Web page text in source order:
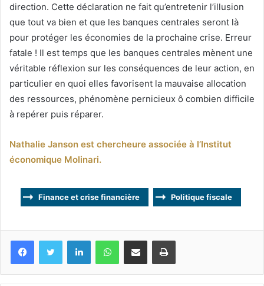
direction. Cette déclaration ne fait qu’entretenir l’illusion
que tout va bien et que les banques centrales seront là
pour protéger les économies de la prochaine crise. Erreur
fatale ! Il est temps que les banques centrales mènent une
véritable réflexion sur les conséquences de leur action, en
particulier en quoi elles favorisent la mauvaise allocation
des ressources, phénomène pernicieux ô combien difficile
à repérer puis réparer.
Nathalie Janson est chercheure associée à l’Institut
économique Molinari.
Finance et crise financière Politique fiscale
FacebookTwitter LinkedinWhatsApp
Partagez par mail Imprimez